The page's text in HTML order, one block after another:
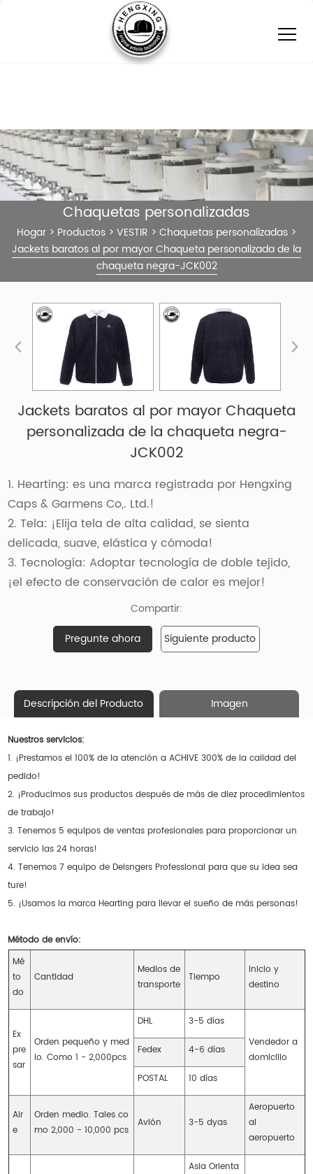
Chaquetas personalizadas
Hogar > Productos > VESTIR > Chaquetas personalizadas >
Jackets baratos al por mayor Chaqueta personalizada de la
chaqueta negra-JCK002
Jackets baratos al por mayor Chaqueta
personalizada de la chaqueta negra-
JCK002
1. Hearting: es una marca registrada por Hengxing
Caps & Garmens Co,. Ltd.!
2. Tela: ¡Elija tela de alta calidad, se sienta
delicada, suave, elástica y cómoda!
3. Tecnología: Adoptar tecnología de doble tejido,
¡el efecto de conservación de calor es mejor!
Compartir:
Pregunte ahora
Siguiente producto
Descripción del Producto Imagen
Nuestros servicios:
1. ¡Prestamos el 100% de la atención a ACHIVE 300% de la calidad del
pedido!
2. ¡Producimos sus productos después de más de diez procedimientos
de trabajo!
3. Tenemos 5 equipos de ventas profesionales para proporcionar un
servicio las 24 horas!
4. Tenemos 7 equipo de Deisngers Professional para que su idea sea
ture!
5. ¡Usamos la marca Hearting para llevar el sueño de más personas!
Método de envío:
Mé
to
do
Cantidad
Medios de
transporte
Tiempo
Inicio y
destino
Ex
pre
sar
Orden pequeño y med
io. Como 1 - 2,000pcs
DHL
3-5 días
Vendedor a
domicilio
Fedex 4-6 días
POSTAL 10 días
Air
e
Orden medio. Tales co
mo 2,000 - 10,000 pcs
Avión 3-5 dyas
Aeropuerto
al
aeropuerto
Asia Orienta